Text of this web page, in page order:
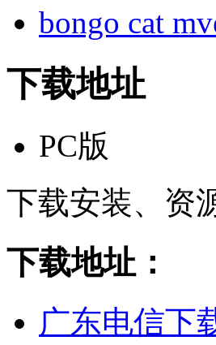
bongo cat
下载地址
PC版
下载安装、资
下载地址：
广东电信下